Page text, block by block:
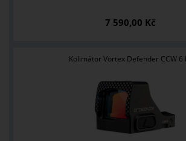
7 590,00 Kč
Kolimátor Vortex Defender CCW 6